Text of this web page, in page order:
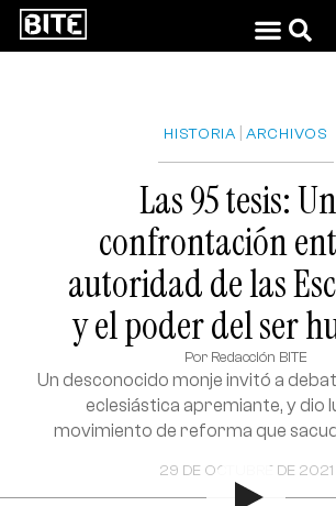
HISTORIA ARCHIVOS
Las 95 tesis:
confrontación
autoridad de las
y el poder del ser
Por Redacción BITE
29 DE OCTUBRE DE 2021
Un desconocido monje invitó a
eclesiástica apremiante, y dio
movimiento de reforma que